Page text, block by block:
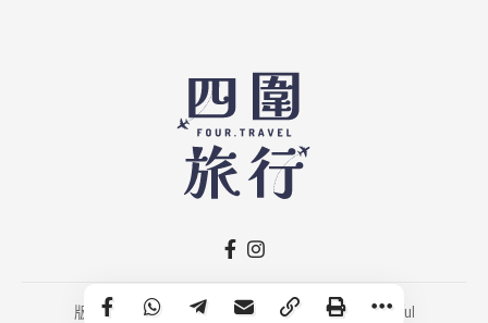
版權所有 © 2026 FOUR.TRAVEL｜Developed byFruitful